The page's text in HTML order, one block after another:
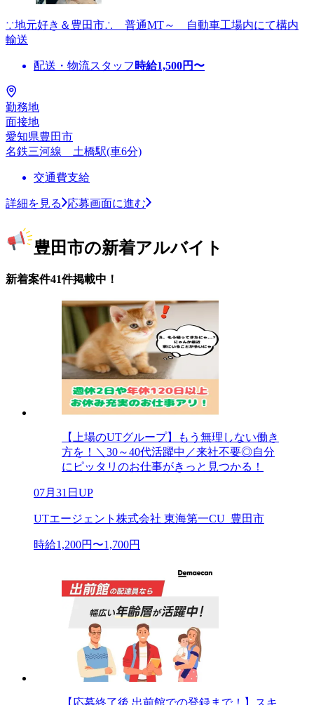
∵地元好き＆豊田市∴ 普通MT～ 自動車工場内にて構内
輸送
配送・物流スタッフ 時給1,500円〜
勤務地
面接地
愛知県豊田市
名鉄三河線 土橋駅(車6分)
交通費支給
詳細を見る 応募画面に進む
豊田市の新着アルバイト
新着案件41件掲載中！
【上場のUTグループ】もう無理しない働き
方を！＼30～40代活躍中／来社不要◎自分
にピッタリのお仕事がきっと見つかる！
07月31日UP
UTエージェント株式会社 東海第一CU_豊田市
時給1,200円〜1,700円